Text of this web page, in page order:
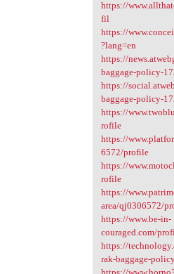
https://
fil
https://
?lang=en
https://
baggage-policy-
https://
baggage-policy-
https://
rofile
https://
6572/profile
https://
rofile
https://
area/qj0306572/
https://www.be-in-
couraged.com/
https://
rak-baggage-